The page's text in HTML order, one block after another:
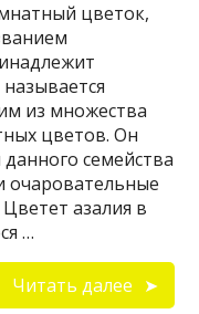
цветок,
из множества
цветов. Он
семейства
очаровательные
азалия в
…
Читать далее